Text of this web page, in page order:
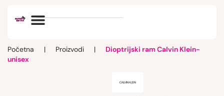
Početna | Proizvodi |
Dioptrijski ram Calvin Klein-
unisex